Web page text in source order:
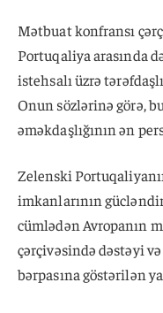
Mətbuat konfransı
Portuqaliya arasında
istehsalı üzrə
Onun sözlərinə görə,
əməkdaşlığının ən
Zelenski
imkanlarının
cümlədən Avropanın
çərçivəsində dəstəyi
bərpasına göstərilən